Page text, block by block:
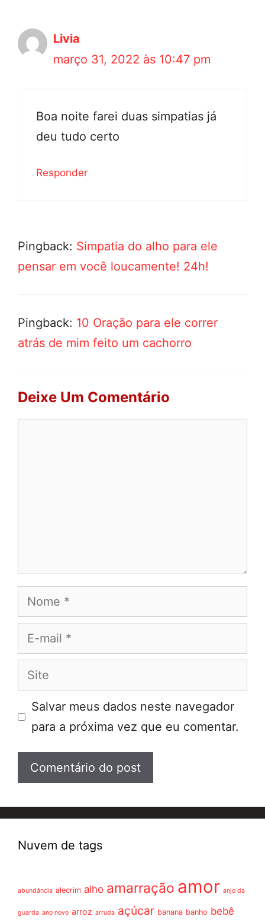
Livia
março 31, 2022 às 10:47 pm
Boa noite farei duas simpatias já
deu tudo certo
Responder
Pingback: Simpatia do alho para ele
pensar em você loucamente! 24h!
Pingback: 10 Oração para ele correr
atrás de mim feito um cachorro
Deixe Um Comentário
Nome
E-
mail
Site
Salvar meus dados neste navegador
para a próxima vez que eu comentar.
Nuvem de tags
abundância alecrim alho amarração amor anjo da
guarda ano novo arroz arruda açúcar banana banho bebê